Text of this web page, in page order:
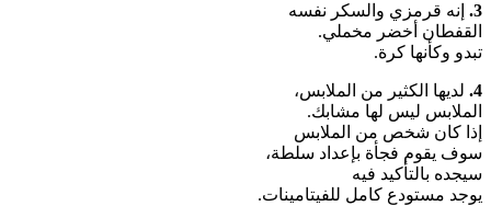
3.
إنه قرمزي والسكر نفسه
القفطان أخضر مخملي.
تبدو وكأنها كرة.
4. لديها الكثير من الملابس،
الملابس ليس لها مشابك.
إذا كان شخص من الملابس
سوف يقوم فجأة بإعداد سلطة،
سيجده بالتأكيد فيه
يوجد مستودع كامل للفيتامينات.